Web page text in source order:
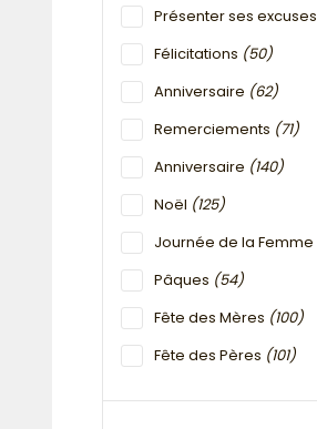
Présenter ses excuses
Félicitations (50)
Anniversaire (62)
Remerciements (71)
Anniversaire (140)
Noël (125)
Journée de la Femme
Pâques (54)
Fête des Mères (100)
Fête des Pères (101)